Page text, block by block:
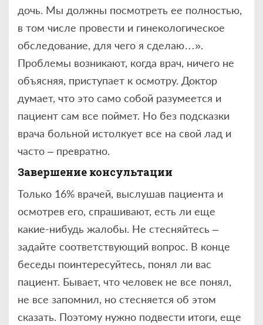
дочь. Мы должны посмотреть ее полностью,
в том числе провести и гинекологическое
обследование, для чего я сделаю…».
Проблемы возникают, когда врач, ничего не
объясняя, приступает к осмотру. Доктор
думает, что это само собой разумеется и
пациент сам все поймет. Но без подсказки
врача больной истолкует все на свой лад и
часто – превратно.
Завершение консультации
Только 16% врачей, выслушав пациента и
осмотрев его, спрашивают, есть ли еще
какие-нибудь жалобы. Не стесняйтесь –
задайте соответствующий вопрос. В конце
беседы поинтересуйтесь, понял ли вас
пациент. Бывает, что человек не все понял,
не все запомнил, но стесняется об этом
сказать. Поэтому нужно подвести итоги, еще